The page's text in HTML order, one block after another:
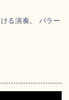
る演奏。 バラー